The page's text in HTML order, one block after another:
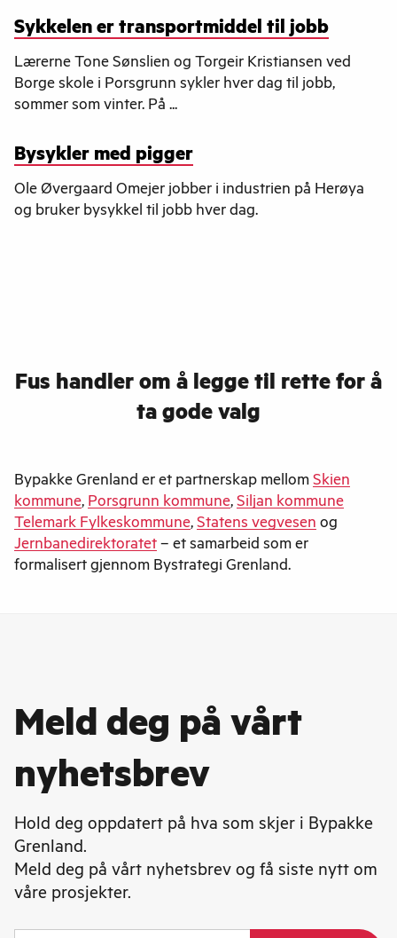
Sykkelen er transportmiddel til jobb
Lærerne Tone Sønslien og Torgeir Kristiansen ved
Borge skole i Porsgrunn sykler hver dag til jobb,
sommer som vinter. På ...
Bysykler med pigger
Ole Øvergaard Omejer jobber i industrien på Herøya
og bruker bysykkel til jobb hver dag.
Fus handler om å legge til rette for å
ta gode valg
Bypakke Grenland er et partnerskap mellom Skien
kommune, Porsgrunn kommune, Siljan kommune
Telemark Fylkeskommune, Statens vegvesen og
Jernbanedirektoratet – et samarbeid som er
formalisert gjennom Bystrategi Grenland.
Meld deg på vårt
nyhetsbrev
Hold deg oppdatert på hva som skjer i Bypakke
Grenland.
Meld deg på vårt nyhetsbrev og få siste nytt om
våre prosjekter.